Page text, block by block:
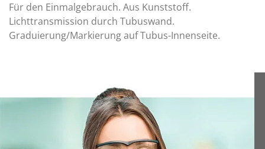
Für den Einmalgebrauch. Aus Kunststoff.
Lichttransmission durch Tubuswand.
Graduierung/Markierung auf Tubus-Innenseite.